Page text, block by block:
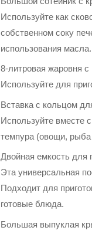
Используйте как
собственном соку
использования масла.
8-литровая жаровня
Используйте для
Вставка с кольцом
Используйте вместе
темпура (овощи, рыба
Двойная емкость для
Эта универсальная
Подходит для
готовые блюда.
Большая выпуклая